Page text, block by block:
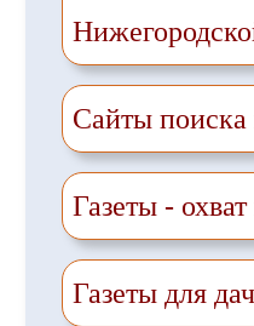
Сайты поиска
Газеты -
Газеты для